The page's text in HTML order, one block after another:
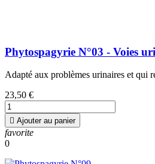
Phytospagyrie N°03 - Voies
Adapté aux problèmes urinaires et qui
23,50 €
 Ajouter au panier
favorite
0